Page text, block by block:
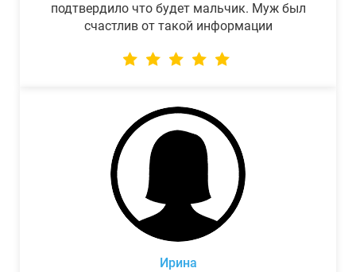
подтвердило что будет мальчик. Муж был
счастлив от такой информации
Ирина